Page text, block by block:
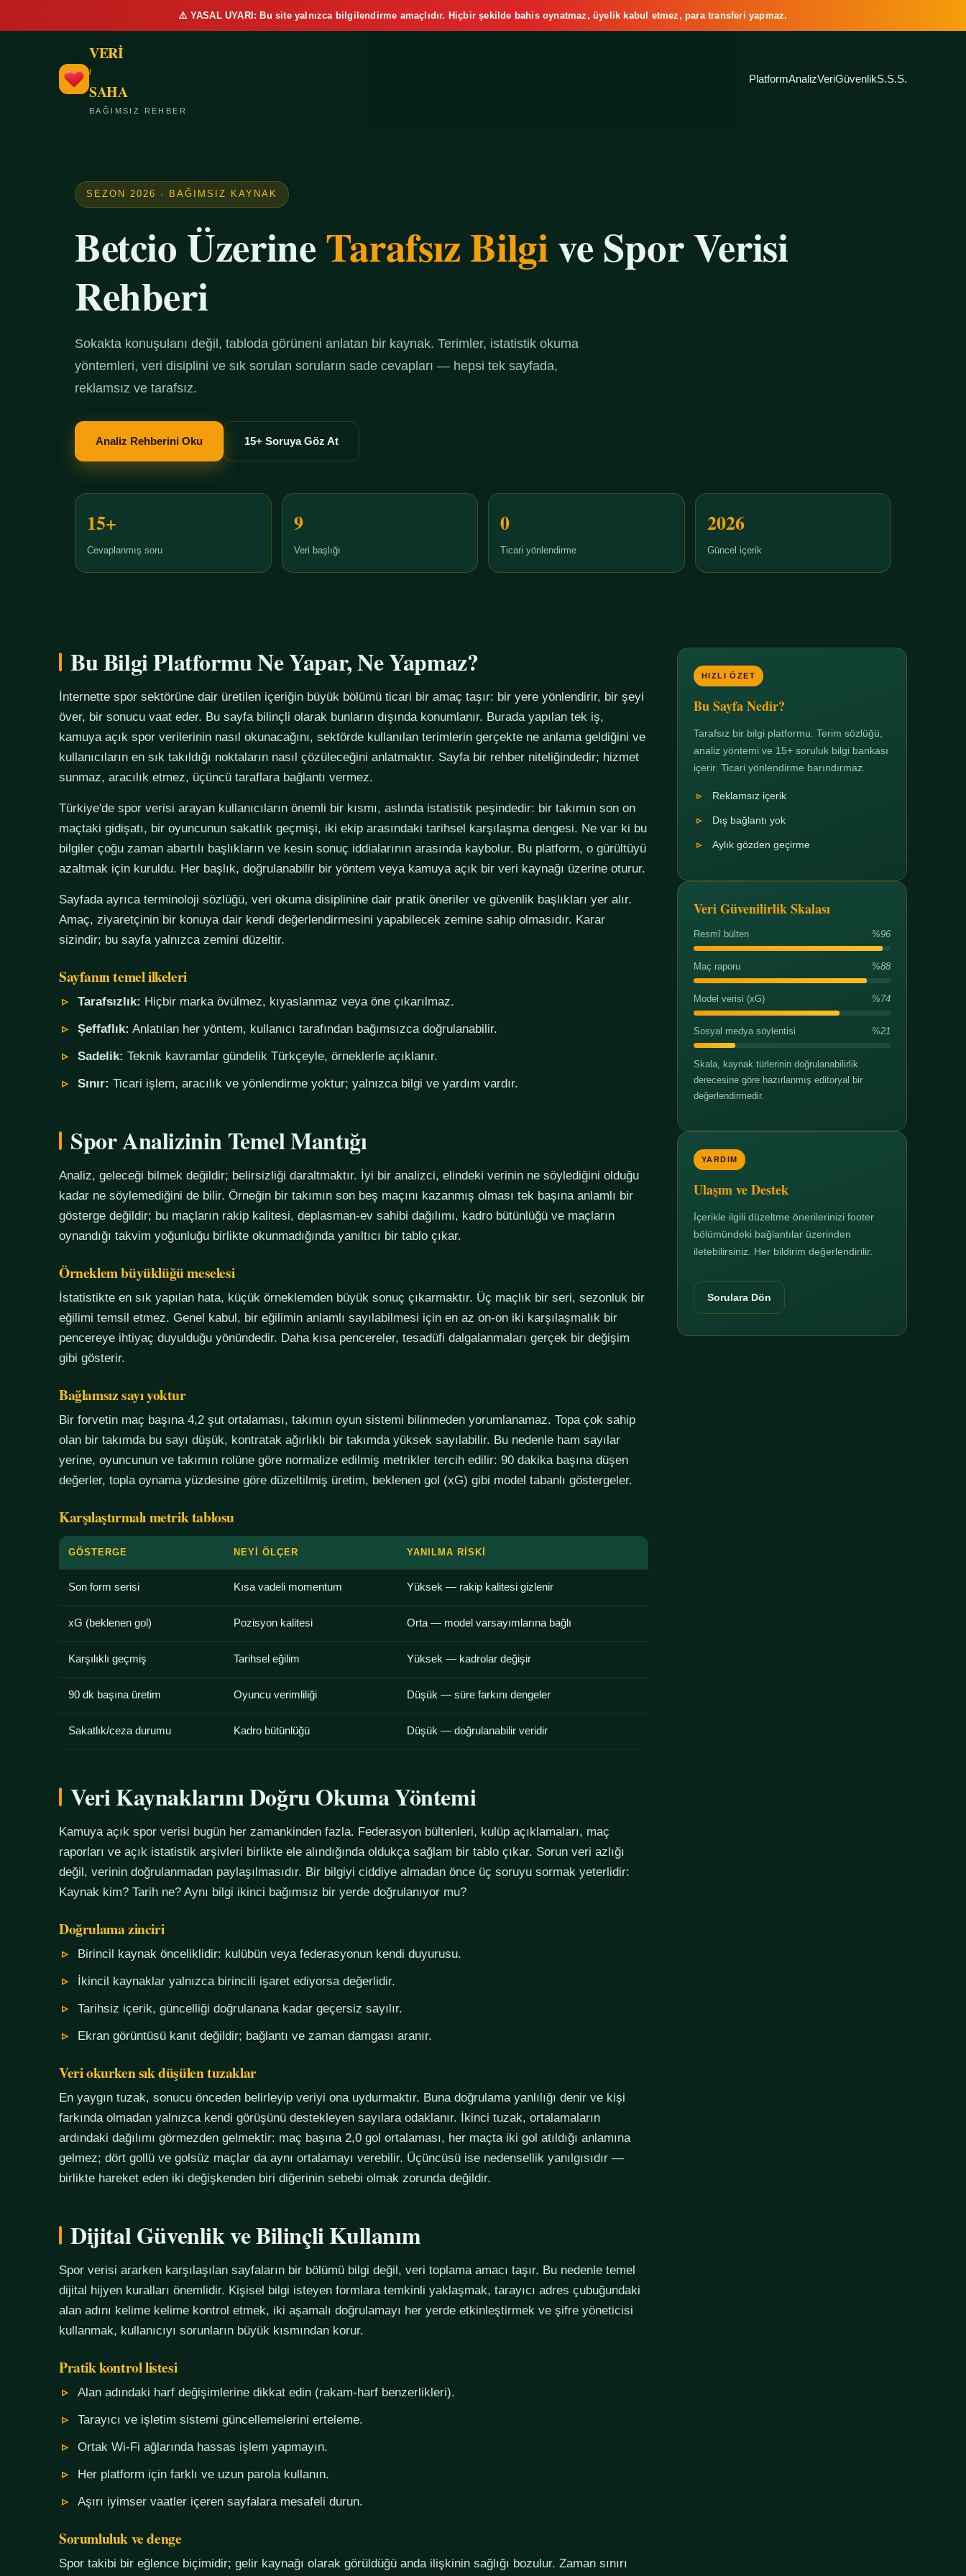
⚠️ YASAL UYARI: Bu site yalnızca bilgilendirme amaçlıdır. Hiçbir şekilde bahis oynatmaz, üyelik kabul etmez, para transferi yapmaz.
VERİ
/
SAHA
BAĞIMSIZ REHBER
PlatformAnalizVeriGüvenlikS.S.S.
SEZON 2026 · BAĞIMSIZ KAYNAK
Betcio ÜzerineTarafsız Bilgive Spor Verisi
Rehberi
Sokakta konuşulanı değil, tabloda görüneni anlatan bir kaynak. Terimler, istatistik okuma
yöntemleri, veri disiplini ve sık sorulan soruların sade cevapları — hepsi tek sayfada,
reklamsız ve tarafsız.
Analiz Rehberini Oku 15+ Soruya Göz At
15+
Cevaplanmış soru
9
Veri başlığı
0
Ticari yönlendirme
2026
Güncel içerik
Bu Bilgi Platformu Ne Yapar, Ne Yapmaz?
İnternette spor sektörüne dair üretilen içeriğin büyük bölümü ticari bir amaç taşır: bir yere yönlendirir, bir şeyi
över, bir sonucu vaat eder. Bu sayfa bilinçli olarak bunların dışında konumlanır. Burada yapılan tek iş,
kamuya açık spor verilerinin nasıl okunacağını, sektörde kullanılan terimlerin gerçekte ne anlama geldiğini ve
kullanıcıların en sık takıldığı noktaların nasıl çözüleceğini anlatmaktır. Sayfa bir rehber niteliğindedir; hizmet
sunmaz, aracılık etmez, üçüncü taraflara bağlantı vermez.
Türkiye'de spor verisi arayan kullanıcıların önemli bir kısmı, aslında istatistik peşindedir: bir takımın son on
maçtaki gidişatı, bir oyuncunun sakatlık geçmişi, iki ekip arasındaki tarihsel karşılaşma dengesi. Ne var ki bu
bilgiler çoğu zaman abartılı başlıkların ve kesin sonuç iddialarının arasında kaybolur. Bu platform, o gürültüyü
azaltmak için kuruldu. Her başlık, doğrulanabilir bir yöntem veya kamuya açık bir veri kaynağı üzerine oturur.
Sayfada ayrıca terminoloji sözlüğü, veri okuma disiplinine dair pratik öneriler ve güvenlik başlıkları yer alır.
Amaç, ziyaretçinin bir konuya dair kendi değerlendirmesini yapabilecek zemine sahip olmasıdır. Karar
sizindir; bu sayfa yalnızca zemini düzeltir.
Sayfanın temel ilkeleri
Tarafsızlık: Hiçbir marka övülmez, kıyaslanmaz veya öne çıkarılmaz.
Şeffaflık: Anlatılan her yöntem, kullanıcı tarafından bağımsızca doğrulanabilir.
Sadelik: Teknik kavramlar gündelik Türkçeyle, örneklerle açıklanır.
Sınır: Ticari işlem, aracılık ve yönlendirme yoktur; yalnızca bilgi ve yardım vardır.
Spor Analizinin Temel Mantığı
Analiz, geleceği bilmek değildir; belirsizliği daraltmaktır. İyi bir analizci, elindeki verinin ne söylediğini olduğu
kadar ne söylemediğini de bilir. Örneğin bir takımın son beş maçını kazanmış olması tek başına anlamlı bir
gösterge değildir; bu maçların rakip kalitesi, deplasman-ev sahibi dağılımı, kadro bütünlüğü ve maçların
oynandığı takvim yoğunluğu birlikte okunmadığında yanıltıcı bir tablo çıkar.
Örneklem büyüklüğü meselesi
İstatistikte en sık yapılan hata, küçük örneklemden büyük sonuç çıkarmaktır. Üç maçlık bir seri, sezonluk bir
eğilimi temsil etmez. Genel kabul, bir eğilimin anlamlı sayılabilmesi için en az on-on iki karşılaşmalık bir
pencereye ihtiyaç duyulduğu yönündedir. Daha kısa pencereler, tesadüfi dalgalanmaları gerçek bir değişim
gibi gösterir.
Bağlamsız sayı yoktur
Bir forvetin maç başına 4,2 şut ortalaması, takımın oyun sistemi bilinmeden yorumlanamaz. Topa çok sahip
olan bir takımda bu sayı düşük, kontratak ağırlıklı bir takımda yüksek sayılabilir. Bu nedenle ham sayılar
yerine, oyuncunun ve takımın rolüne göre normalize edilmiş metrikler tercih edilir: 90 dakika başına düşen
değerler, topla oynama yüzdesine göre düzeltilmiş üretim, beklenen gol (xG) gibi model tabanlı göstergeler.
Karşılaştırmalı metrik tablosu
GÖSTERGE NEYI ÖLÇER YANILMA RISKI
Son form serisi Kısa vadeli momentum Yüksek — rakip kalitesi gizlenir
xG (beklenen gol) Pozisyon kalitesi Orta — model varsayımlarına bağlı
Karşılıklı geçmiş Tarihsel eğilim Yüksek — kadrolar değişir
90 dk başına üretim Oyuncu verimliliği Düşük — süre farkını dengeler
Sakatlık/ceza durumu Kadro bütünlüğü Düşük — doğrulanabilir veridir
Veri Kaynaklarını Doğru Okuma Yöntemi
Kamuya açık spor verisi bugün her zamankinden fazla. Federasyon bültenleri, kulüp açıklamaları, maç
raporları ve açık istatistik arşivleri birlikte ele alındığında oldukça sağlam bir tablo çıkar. Sorun veri azlığı
değil, verinin doğrulanmadan paylaşılmasıdır. Bir bilgiyi ciddiye almadan önce üç soruyu sormak yeterlidir:
Kaynak kim? Tarih ne? Aynı bilgi ikinci bağımsız bir yerde doğrulanıyor mu?
Doğrulama zinciri
Birincil kaynak önceliklidir: kulübün veya federasyonun kendi duyurusu.
İkincil kaynaklar yalnızca birincili işaret ediyorsa değerlidir.
Tarihsiz içerik, güncelliği doğrulanana kadar geçersiz sayılır.
Ekran görüntüsü kanıt değildir; bağlantı ve zaman damgası aranır.
Veri okurken sık düşülen tuzaklar
En yaygın tuzak, sonucu önceden belirleyip veriyi ona uydurmaktır. Buna doğrulama yanlılığı denir ve kişi
farkında olmadan yalnızca kendi görüşünü destekleyen sayılara odaklanır. İkinci tuzak, ortalamaların
ardındaki dağılımı görmezden gelmektir: maç başına 2,0 gol ortalaması, her maçta iki gol atıldığı anlamına
gelmez; dört gollü ve golsüz maçlar da aynı ortalamayı verebilir. Üçüncüsü ise nedensellik yanılgısıdır —
birlikte hareket eden iki değişkenden biri diğerinin sebebi olmak zorunda değildir.
Dijital Güvenlik ve Bilinçli Kullanım
Spor verisi ararken karşılaşılan sayfaların bir bölümü bilgi değil, veri toplama amacı taşır. Bu nedenle temel
dijital hijyen kuralları önemlidir. Kişisel bilgi isteyen formlara temkinli yaklaşmak, tarayıcı adres çubuğundaki
alan adını kelime kelime kontrol etmek, iki aşamalı doğrulamayı her yerde etkinleştirmek ve şifre yöneticisi
kullanmak, kullanıcıyı sorunların büyük kısmından korur.
Pratik kontrol listesi
Alan adındaki harf değişimlerine dikkat edin (rakam-harf benzerlikleri).
Tarayıcı ve işletim sistemi güncellemelerini erteleme.
Ortak Wi-Fi ağlarında hassas işlem yapmayın.
Her platform için farklı ve uzun parola kullanın.
Aşırı iyimser vaatler içeren sayfalara mesafeli durun.
Sorumluluk ve denge
Spor takibi bir eğlence biçimidir; gelir kaynağı olarak görüldüğü anda ilişkinin sağlığı bozulur. Zaman sınırı
HIZLI ÖZET
Bu Sayfa Nedir?
Tarafsız bir bilgi platformu. Terim sözlüğü,
analiz yöntemi ve 15+ soruluk bilgi bankası
içerir. Ticari yönlendirme barındırmaz.
Reklamsız içerik
Dış bağlantı yok
Aylık gözden geçirme
Veri Güvenilirlik Skalası
Resmî bülten %96
Maç raporu %88
Model verisi (xG) %74
Sosyal medya söylentisi %21
Skala, kaynak türlerinin doğrulanabilirlik
derecesine göre hazırlanmış editoryal bir
değerlendirmedir.
YARDIM
Ulaşım ve Destek
İçerikle ilgili düzeltme önerilerinizi footer
bölümündeki bağlantılar üzerinden
iletebilirsiniz. Her bildirim değerlendirilir.
Sorulara Dön